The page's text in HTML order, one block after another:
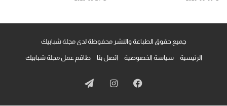
جميع حقوق الطباعة والنشر محفوظة لدى مجلة شبابيك
الرئيسية سياسة الخصوصية اتصل بنا طاقم عمل مجلة شبابيك
فيسبوكانستقرامتيلقرام